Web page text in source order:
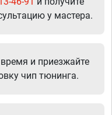
у мастера.
и приезжайте
чип тюнинга.